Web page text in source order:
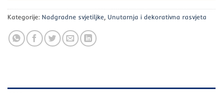
Kategorije: Nadgradne svjetiljke, Unutarnja i dekorativna rasvjeta